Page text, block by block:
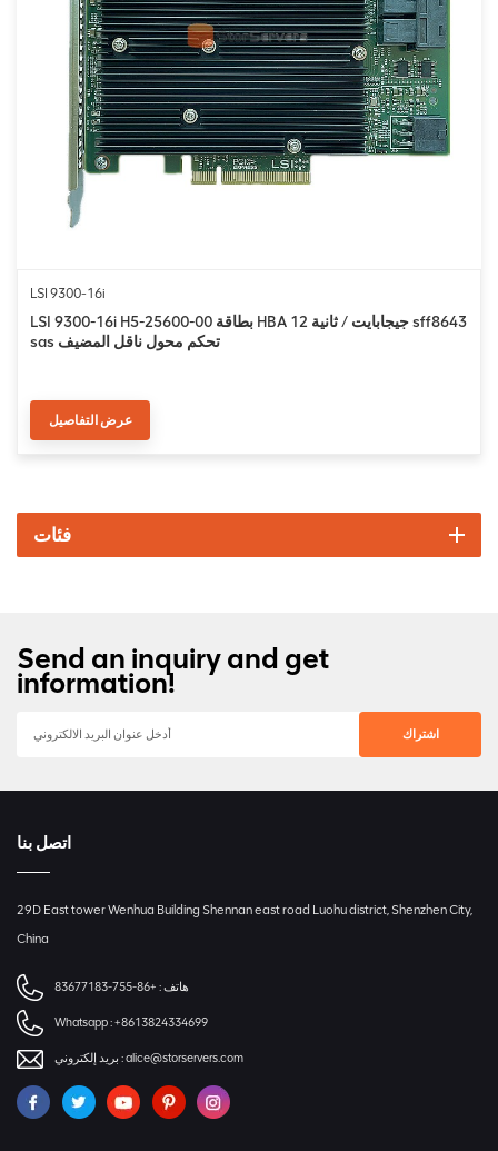
LSI 9300-16i
LSI 9300-16i H5-25600-00 بطاقة HBA 12 جيجابايت / ثانية sff8643
sas تحكم محول ناقل المضيف
عرض التفاصيل
فئات
Send an inquiry and get
information!
اتصل بنا
29D East tower Wenhua Building Shennan east road Luohu district, Shenzhen City,
China
هاتف : +86-755-83677183
Whatsapp :+8613824334699
بريد إلكتروني :alice@storservers.com